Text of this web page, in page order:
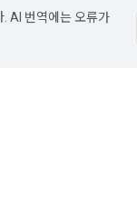
AI 번역에는 오류가